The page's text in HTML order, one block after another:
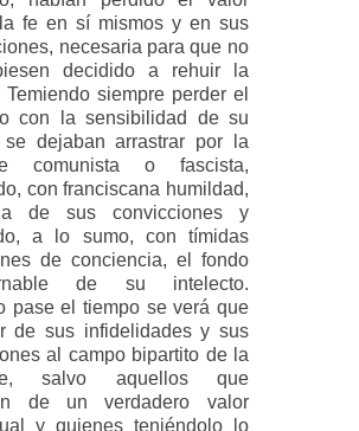
fe en sí mismos y en sus
necesaria para que no
decidido a rehuir la
Temiendo siempre perder el
con la sensibilidad de su
se dejaban arrastrar por la
comunista o fascista,
con franciscana humildad,
de sus convicciones y
a lo sumo, con tímidas
de conciencia, el fondo
de su intelecto.
pase el tiempo se verá que
de sus infidelidades y sus
al campo bipartito de la
salvo aquellos que
de un verdadero valor
y quienes teniéndolo lo